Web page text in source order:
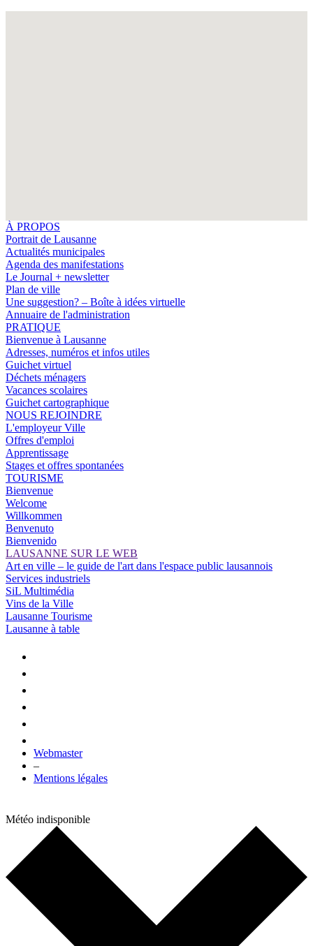
À PROPOS
Portrait de Lausanne
Actualités municipales
Agenda des manifestations
Le Journal + newsletter
Plan de ville
Une suggestion? – Boîte à idées virtuelle
Annuaire de l'administration
PRATIQUE
Bienvenue à Lausanne
Adresses, numéros et infos utiles
Guichet virtuel
Déchets ménagers
Vacances scolaires
Guichet cartographique
NOUS REJOINDRE
L'employeur Ville
Offres d'emploi
Apprentissage
Stages et offres spontanées
TOURISME
Bienvenue
Welcome
Willkommen
Benvenuto
Bienvenido
LAUSANNE SUR LE WEB
Art en ville – le guide de l'art dans l'espace public lausannois
Services industriels
SiL Multimédia
Vins de la Ville
Lausanne Tourisme
Lausanne à table
Webmaster
–
Mentions légales
Météo indisponible